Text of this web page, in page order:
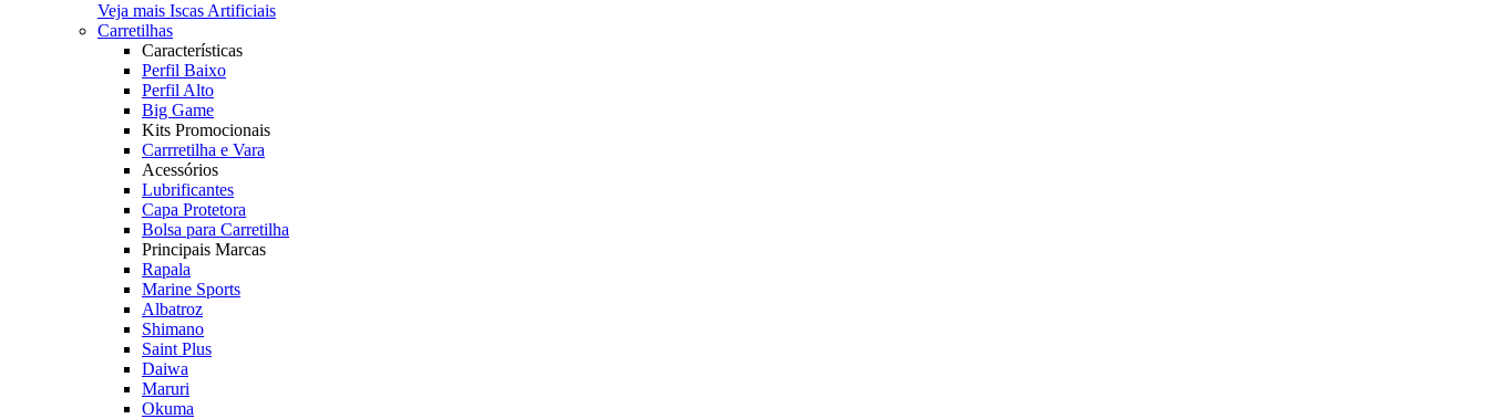
Veja mais Iscas Artificiais
Carretilhas
Características
Perfil Baixo
Perfil Alto
Big Game
Kits Promocionais
Carrretilha e Vara
Acessórios
Lubrificantes
Capa Protetora
Bolsa para Carretilha
Principais Marcas
Rapala
Marine Sports
Albatroz
Shimano
Saint Plus
Daiwa
Maruri
Okuma